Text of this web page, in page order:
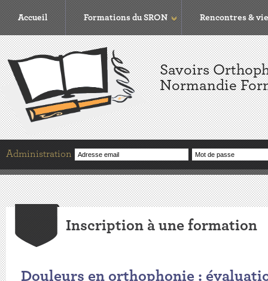
Accueil Formations du SRON Rencontres &
Savoirs
Normandie
Administration Adresse email Mot de passe
Inscription à une formation
Douleurs en orthophonie :